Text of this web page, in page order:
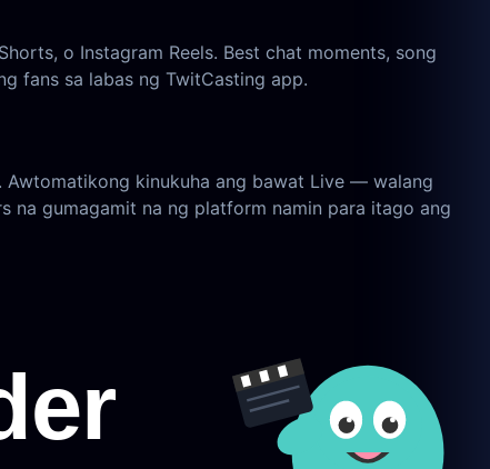
o Instagram Reels. Best chat moments, song
fans sa labas ng TwitCasting app.
Awtomatikong kinukuha ang bawat Live — walang
na gumagamit na ng platform namin para itago ang